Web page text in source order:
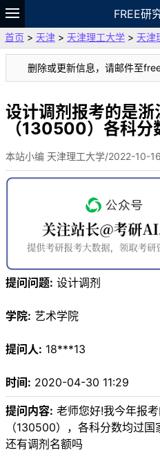
FREE研
题库
故事 专题
VIP
资料
首页 > 天津 > 天津理工大学 > 天津
删除或更新信息，请邮件至
设计调剂报考的是
（130500）各科分
本站小编 天津理工大学/2022-10-16
提问问题: 设计调剂
学院: 艺术学院
提问人: 18***13
时间: 2020-04-30 11:29
提问内容: 老师您好!我今年报
（130500），各科分数均过
还有调剂名额吗